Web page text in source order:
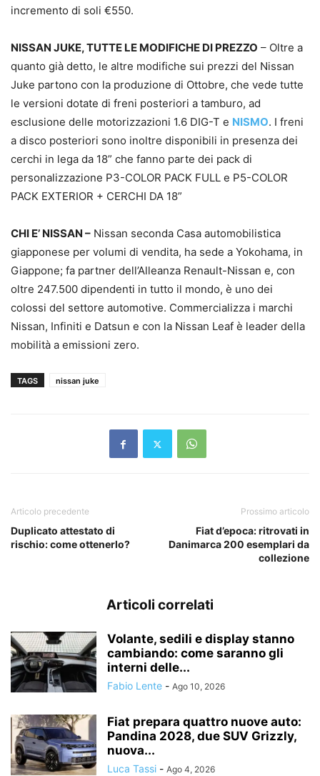
incremento di soli €550.
NISSAN JUKE, TUTTE LE MODIFICHE DI PREZZO – Oltre a
quanto già detto, le altre modifiche sui prezzi del Nissan
Juke partono con la produzione di Ottobre, che vede tutte
le versioni dotate di freni posteriori a tamburo, ad
esclusione delle motorizzazioni 1.6 DIG-T e NISMO. I freni
a disco posteriori sono inoltre disponibili in presenza dei
cerchi in lega da 18” che fanno parte dei pack di
personalizzazione P3-COLOR PACK FULL e P5-COLOR
PACK EXTERIOR + CERCHI DA 18”
CHI E’ NISSAN – Nissan seconda Casa automobilistica
giapponese per volumi di vendita, ha sede a Yokohama, in
Giappone; fa partner dell’Alleanza Renault-Nissan e, con
oltre 247.500 dipendenti in tutto il mondo, è uno dei
colossi del settore automotive. Commercializza i marchi
Nissan, Infiniti e Datsun e con la Nissan Leaf è leader della
mobilità a emissioni zero.
TAGS nissan juke
Articolo precedente
Duplicato attestato di
rischio: come ottenerlo?
Prossimo articolo
Fiat d’epoca: ritrovati in
Danimarca 200 esemplari da
collezione
Articoli correlati
Volante, sedili e display stanno
cambiando: come saranno gli
interni delle...
Fabio Lente - Ago 10, 2026
Fiat prepara quattro nuove auto:
Pandina 2028, due SUV Grizzly,
nuova...
Luca Tassi - Ago 4, 2026